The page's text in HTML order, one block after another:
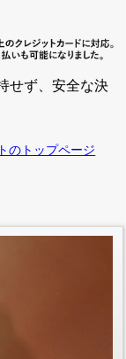
せず、安全な決
のトップページ